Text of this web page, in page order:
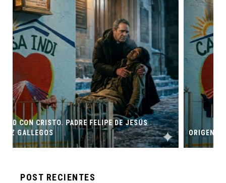
ORIGEN Y PROPÓSITO DE CASA INDI
POST RECIENTES